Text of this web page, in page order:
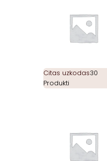
Citas uzkodas30
Produkti